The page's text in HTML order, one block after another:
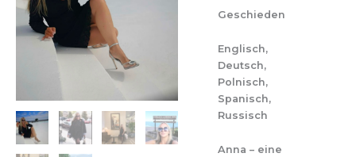
Geschieden
Englisch,
Deutsch,
Polnisch,
Spanisch,
Russisch
Anna – eine